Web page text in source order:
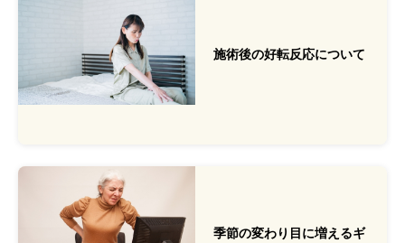
施術後の好転反応について
季節の変わり目に増えるギ